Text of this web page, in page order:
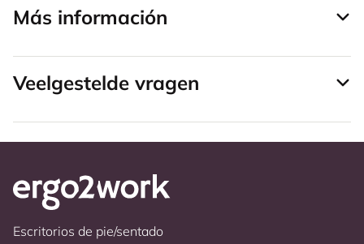
Más información
Veelgestelde vragen
Escritorios de pie/sentado